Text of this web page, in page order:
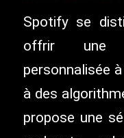
Spotify se
offrir une
personnalisée
à des
propose une